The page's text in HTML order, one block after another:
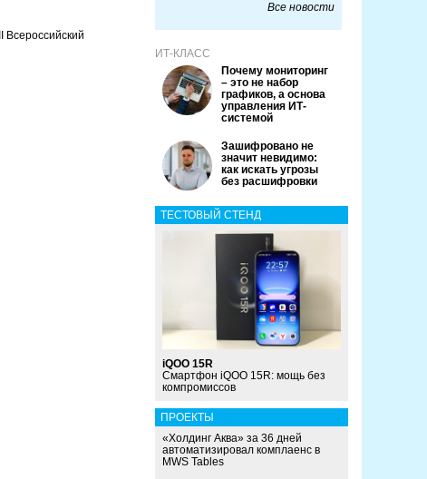
Все новости
ИТ-КЛАСС
Почему мониторинг
– это не набор
графиков, а основа
управления ИТ-
системой
Зашифровано не
значит невидимо:
как искать угрозы
без расшифровки
ТЕСТОВЫЙ СТЕНД
iQOO 15R
Смартфон iQOO 15R: мощь без
компромиссов
ПРОЕКТЫ
«Холдинг Аква» за 36 дней
автоматизировал комплаенс в
MWS Tables